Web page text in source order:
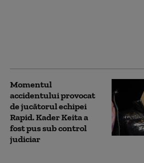
Momentul
accidentului provocat
de jucătorul echipei
Rapid. Kader Keita a
fost pus sub control
judiciar